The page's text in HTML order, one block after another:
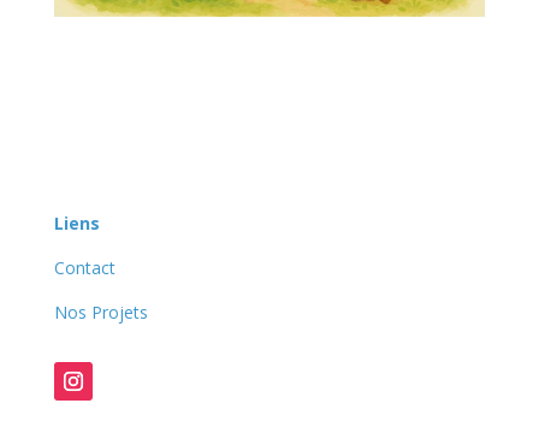
Liens
Contact
Nos Projets